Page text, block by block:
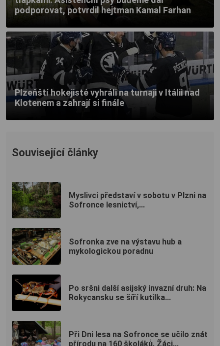
podporovat, potvrdil hejtman Kamal Farhan
Plzeňští hokejisté vyhráli na turnaji v Itálii nad
Klotenem a zahrají si finále
Související články
Myslivci představí v sobotu v Plzni na
Sofronce lesnictví,...
Sofronka zve na výstavu hub a
mykologickou poradnu
Po sršni další asijský invazní druh: Na
Rokycansku se šíří kutilka...
Při Dni lesa na Sofronce se učilo znát
přírodu na 160 školáků. Žáci...